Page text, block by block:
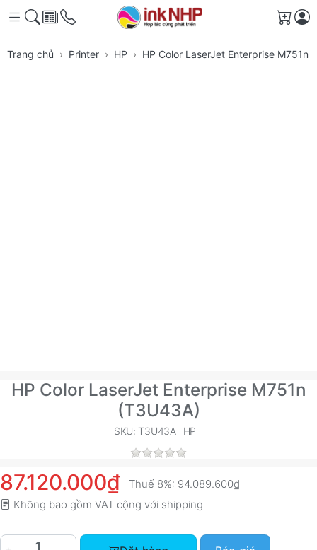
Giỏ
Trang chủ Printer HP HP Color LaserJet Enterprise M751n
HP Color LaserJet Enterprise M751n
(T3U43A)
SKU: T3U43A HP
87.120.000₫ Thuế 8%: 94.089.600₫
Không bao gồm VAT cộng với shipping
HP Color LaserJet Enterprise M751n